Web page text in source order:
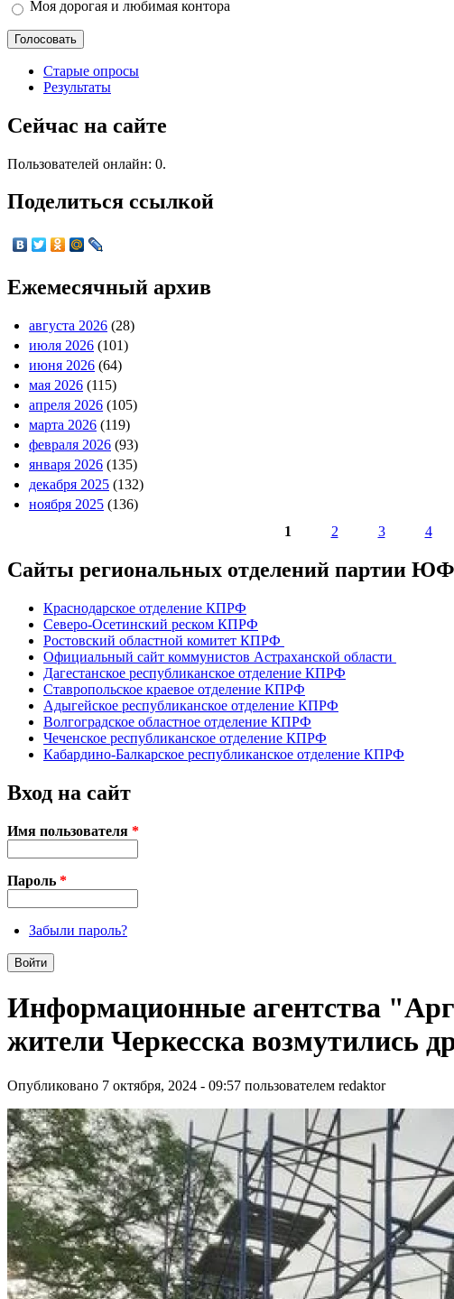
Моя дорогая и любимая контора
Старые опросы
Результаты
Сейчас на сайте
Пользователей онлайн: 0.
Поделиться ссылкой
Ежемесячный архив
августа 2026 (28)
июля 2026 (101)
июня 2026 (64)
мая 2026 (115)
апреля 2026 (105)
марта 2026 (119)
февраля 2026 (93)
января 2026 (135)
декабря 2025 (132)
ноября 2025 (136)
1 2 3 4
Сайты региональных отделений партии
Краснодарское отделение КПРФ
Северо-Осетинский реском КПРФ
Ростовский областной комитет КПРФ
Официальный сайт коммунистов Астраханской области
Дагестанское республиканское отделение КПРФ
Ставропольское краевое отделение КПРФ
Адыгейское республиканское отделение КПРФ
Волгоградское областное отделение КПРФ
Чеченское республиканское отделение КПРФ
Кабардино-Балкарское республиканское отделение КПРФ
Вход на сайт
Имя пользователя *
Пароль *
Забыли пароль?
Информационные агентства
жители Черкесска возмутились
Опубликовано 7 октября, 2024 - 09:57 пользователем redaktor